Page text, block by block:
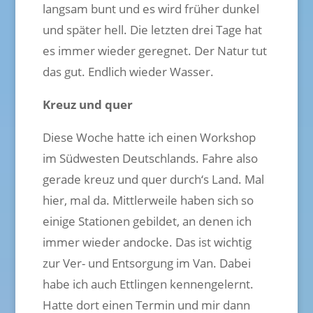
langsam bunt und es wird früher dunkel
und später hell. Die letzten drei Tage hat
es immer wieder geregnet. Der Natur tut
das gut. Endlich wieder Wasser.
Kreuz und quer
Diese Woche hatte ich einen Workshop
im Südwesten Deutschlands. Fahre also
gerade kreuz und quer durch‘s Land. Mal
hier, mal da. Mittlerweile haben sich so
einige Stationen gebildet, an denen ich
immer wieder andocke. Das ist wichtig
zur Ver- und Entsorgung im Van. Dabei
habe ich auch Ettlingen kennengelernt.
Hatte dort einen Termin und mir dann